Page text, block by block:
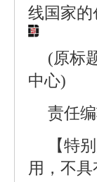
线国家
(原标
中心)
责任
【特
用，不